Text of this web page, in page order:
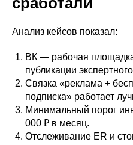
Анализ кейсов показал:
ВК — рабочая
публикации
Связка «реклама +
подписка» работает
Минимальный порог
000 ₽ в месяц.
Отслеживание ER и